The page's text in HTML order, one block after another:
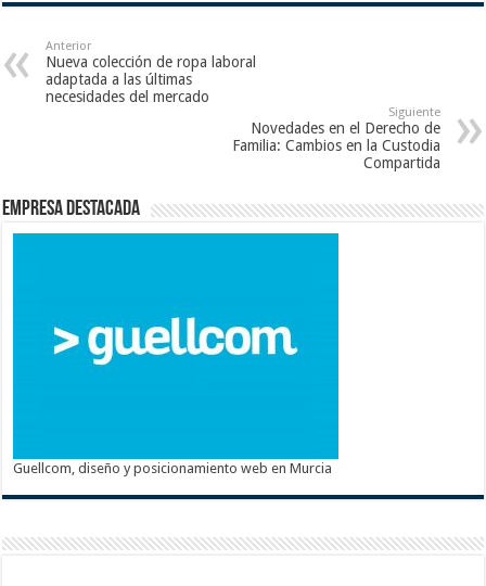
Anterior
Nueva colección de ropa laboral
adaptada a las últimas
necesidades del mercado
Siguiente
Novedades en el Derecho de
Familia: Cambios en la Custodia
Compartida
Empresa destacada
Guellcom, diseño y posicionamiento web en Murcia